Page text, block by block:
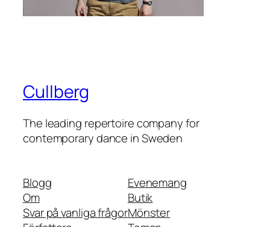
Cullberg
The leading repertoire company for
contemporary dance in Sweden
Blogg
Om
Svar på vanliga frågor
Evenemang
Butik
Mönster